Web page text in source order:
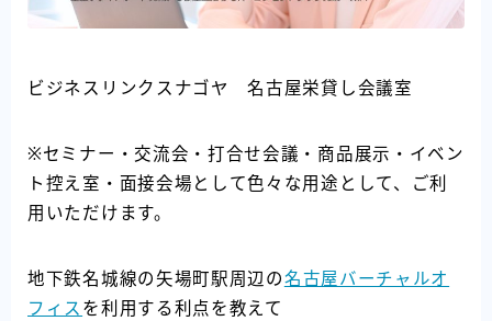
ビジネスリンクスナゴヤ 名古屋栄貸し会議室
※セミナー・交流会・打合せ会議・商品展示・イベン
ト控え室・面接会場として色々な用途として、ご利
用いただけます。
地下鉄名城線の矢場町駅周辺の名古屋バーチャルオ
フィス を利用する利点を教えて